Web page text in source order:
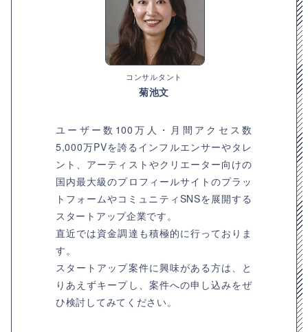
コンサルタント
菊池文
ユーザー数100万人・月間アクセス数
5,000万PVを誇るインフルエンサーやタレ
ント、アーティストやクリエーター向けの
国内最大級のプロフィールサイトのプラッ
トフォームやコミュニティSNSを展開する
スタートアップ企業です。
直近では資金調達も積極的に行っておりま
す。
スタートアップ案件に興味がある方は、と
りあえずキープし、案件への申し込みをぜ
ひ検討してみてください。